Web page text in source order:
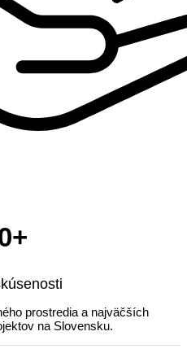
prostredia a najväčších
na Slovensku.